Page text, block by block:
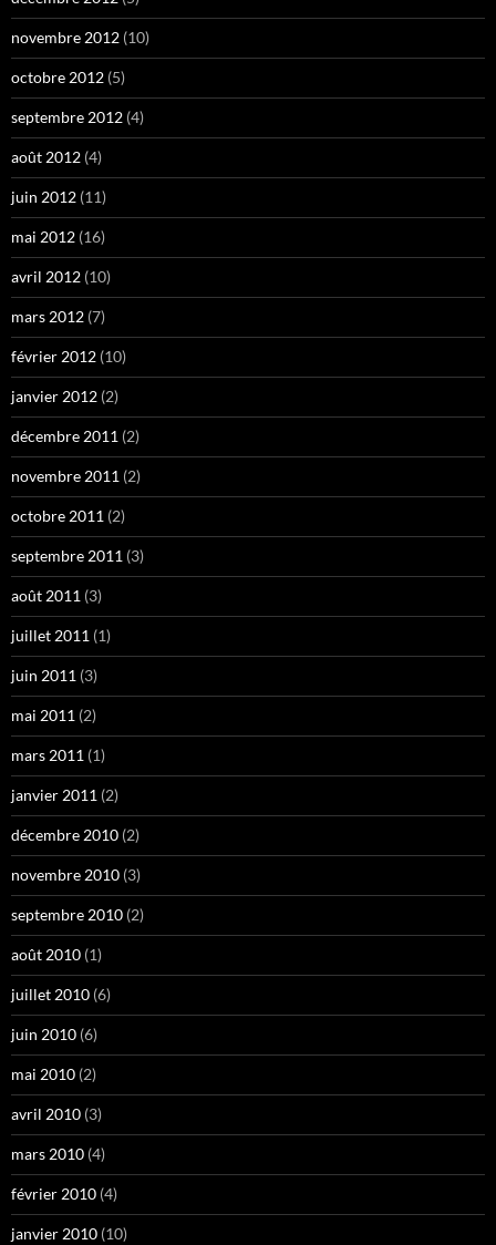
novembre 2012 (10)
octobre 2012 (5)
septembre 2012 (4)
août 2012 (4)
juin 2012 (11)
mai 2012 (16)
avril 2012 (10)
mars 2012 (7)
février 2012 (10)
janvier 2012 (2)
décembre 2011 (2)
novembre 2011 (2)
octobre 2011 (2)
septembre 2011 (3)
août 2011 (3)
juillet 2011 (1)
juin 2011 (3)
mai 2011 (2)
mars 2011 (1)
janvier 2011 (2)
décembre 2010 (2)
novembre 2010 (3)
septembre 2010 (2)
août 2010 (1)
juillet 2010 (6)
juin 2010 (6)
mai 2010 (2)
avril 2010 (3)
mars 2010 (4)
février 2010 (4)
janvier 2010 (10)